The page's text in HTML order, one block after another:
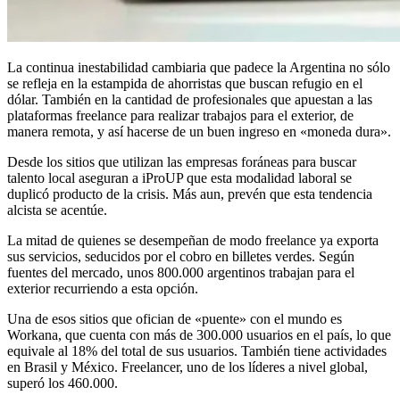
La continua inestabilidad cambiaria que padece la Argentina no sólo
se refleja en la estampida de ahorristas que buscan refugio en el
dólar. También en la cantidad de profesionales que apuestan a las
plataformas freelance para realizar trabajos para el exterior, de
manera remota, y así hacerse de un buen ingreso en «moneda dura».
Desde los sitios que utilizan las empresas foráneas para buscar
talento local aseguran a iProUP que esta modalidad laboral se
duplicó producto de la crisis. Más aun, prevén que esta tendencia
alcista se acentúe.
La mitad de quienes se desempeñan de modo freelance ya exporta
sus servicios, seducidos por el cobro en billetes verdes. Según
fuentes del mercado, unos 800.000 argentinos trabajan para el
exterior recurriendo a esta opción.
Una de esos sitios que ofician de «puente» con el mundo es
Workana, que cuenta con más de 300.000 usuarios en el país, lo que
equivale al 18% del total de sus usuarios. También tiene actividades
en Brasil y México. Freelancer, uno de los líderes a nivel global,
superó los 460.000.